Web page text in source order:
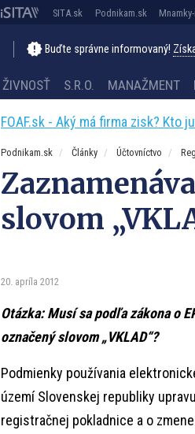
SITA.sk Podnikam.sk
Buďte správne informovaný!
ŽIVNOSŤ S.R.O. MANAŽMENT
FOAF.sk - Aký má firma zisk? Kto
Podnikam.sk Články Účtovníctvo
slovom
20. apríla 2012
Otázka: Musí sa podľa zákona o
označený slovom „VKLAD“?
Podmienky používania
území Slovenskej republiky
registračnej pokladnice a o